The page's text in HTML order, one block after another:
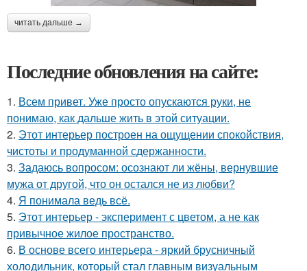
читать дальше →
Последние обновления на сайте:
1. Всем привет. Уже просто опускаются руки, не
понимаю, как дальше жить в этой ситуации.
2. Этот интерьер построен на ощущении спокойствия,
чистоты и продуманной сдержанности.
3. Задаюсь вопросом: осознают ли жёны, вернувшие
мужа от другой, что он остался не из любви?
4. Я понимала ведь всё.
5. Этот интерьер - эксперимент с цветом, а не как
привычное жилое пространство.
6. В основе всего интерьера - яркий брусничный
холодильник, который стал главным визуальным